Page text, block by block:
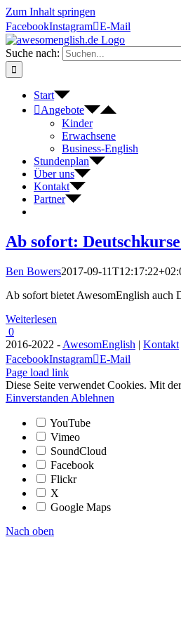
Zum Inhalt springen
FacebookInstagram E-Mail
Suche nach:
Start
Angebote
Kinder
Erwachsene
Business-English
Stundenplan
Über uns
Kontakt
Partner
Ab sofort:
Ben Bowers2017-09-
Ab sofort bietet AwesomEnglish auch
Weiterlesen
0
2016-2022 - AwesomEnglish | Kontakt
FacebookInstagram E-Mail
Page load link
Diese Seite verwendet Cookies. Mit
Einverstanden Ablehnen
YouTube
Vimeo
SoundCloud
Facebook
Flickr
X
Google Maps
Nach oben